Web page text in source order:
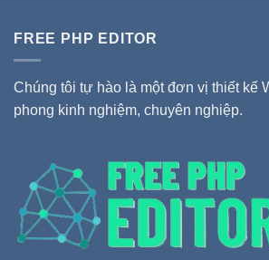
FREE PHP EDITOR
Chúng tôi tự hào là một đơn vị thiết kế
phong kinh nghiệm, chuyên nghiệp.